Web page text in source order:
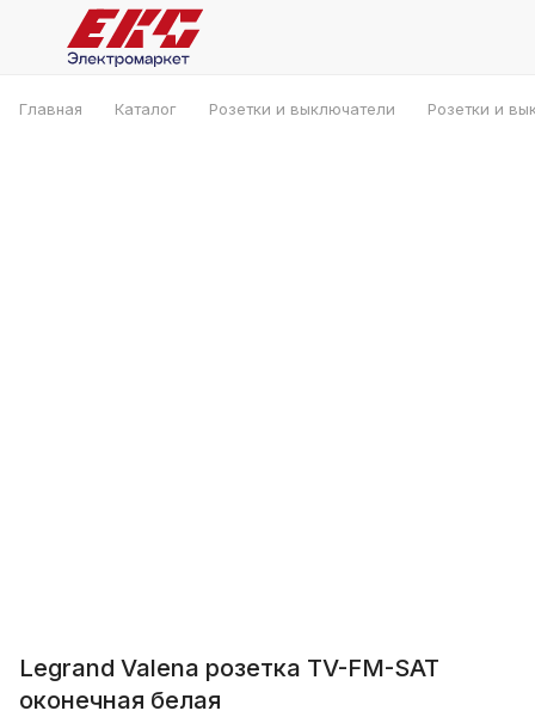
Главная Каталог Розетки и выключатели Розетки и
Legrand Valena розетка TV-FM-SAT
оконечная белая